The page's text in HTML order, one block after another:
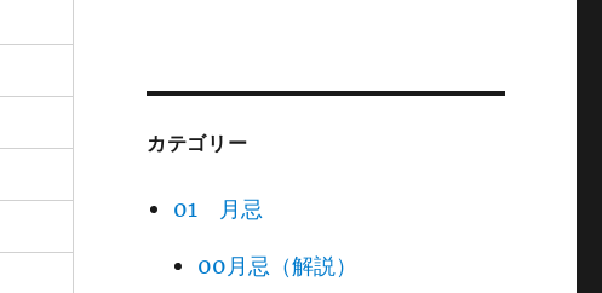
カテゴリー
01 月忌
00月忌（解説）